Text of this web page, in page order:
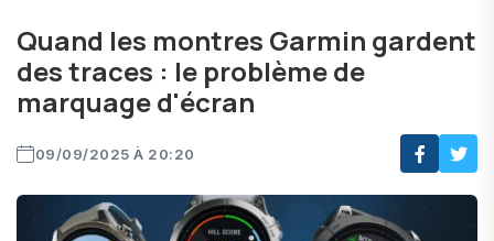
Quand les montres Garmin gardent
des traces : le problème de
marquage d'écran
09/09/2025 À 20:20